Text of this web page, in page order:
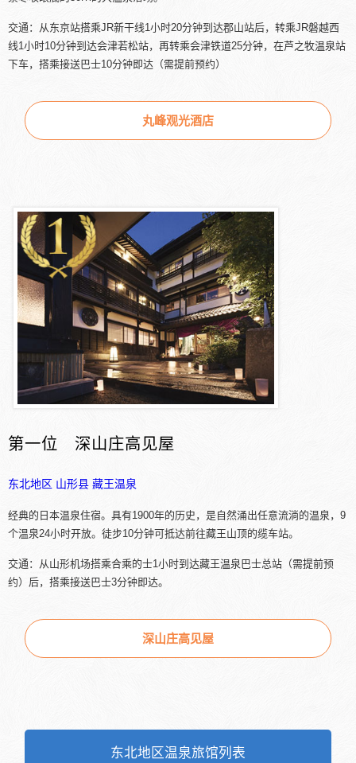
交通：从东京站搭乘JR新干线1小时20分钟到达郡山站后，转乘JR磐越西
线1小时10分钟到达会津若松站，再转乘会津铁道25分钟，在芦之牧温泉站
下车，搭乘接送巴士10分钟即达（需提前预约）
丸峰观光酒店
第一位 深山庄高见屋
东北地区 山形县 藏王温泉
经典的日本温泉住宿。具有1900年的历史，是自然涌出任意流淌的温泉，9
个温泉24小时开放。徒步10分钟可抵达前往藏王山顶的缆车站。
交通：从山形机场搭乘合乘的士1小时到达藏王温泉巴士总站（需提前预
约）后，搭乘接送巴士3分钟即达。
深山庄高见屋
东北地区温泉旅馆列表